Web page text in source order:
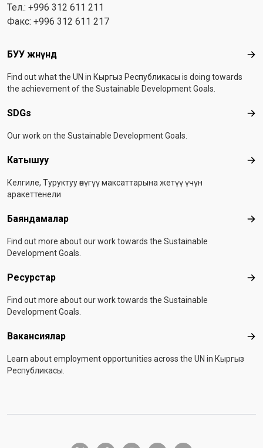
Тел.: +996 312 611 211
Факс: +996 312 611 217
Footer menu
БУУ жөнүндө
Find out what the UN in Кыргыз Республикасы is doing towards
the achievement of the Sustainable Development Goals.
SDGs
Our work on the Sustainable Development Goals.
Катышуу
Келгиле, Туруктуу өнүгүү максаттарына жетүү үчүн
аракеттенели
Баяндамалар
Find out more about our work towards the Sustainable
Development Goals.
Ресурстар
Find out more about our work towards the Sustainable
Development Goals.
Вакансиялар
Learn about employment opportunities across the UN in Кыргыз
Республикасы.